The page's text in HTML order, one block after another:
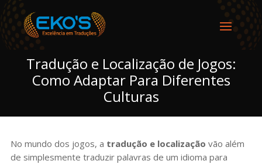
Tradução e Localização de Jogos:
Como Adaptar Para Diferentes
Culturas
No mundo dos jogos, a tradução e localização vão além
de simplesmente traduzir palavras de um idioma para